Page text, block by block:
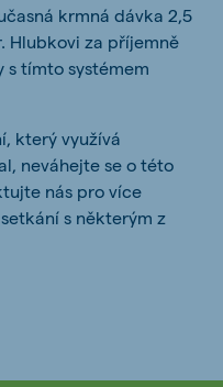
krmná dávka 2,5
Hlubkovi za příjemně
s tímto systémem
který využívá
neváhejte se o této
nás pro více
s některým z